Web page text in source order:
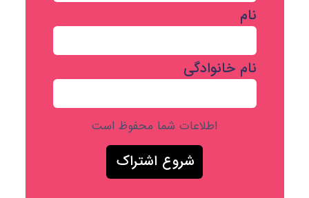
نام
نام خانوادگی
اطلاعات شما محفوظ است